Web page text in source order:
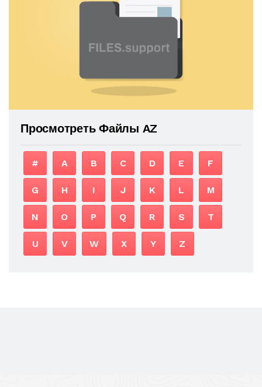
Просмотреть Файлы AZ
# A B C D E F
G H I J K L M
N O P Q R S T
U V W X Y Z